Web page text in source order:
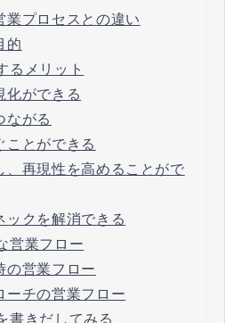
業プロセスとの違い
的
るメリット
化ができる
ながる
ことができる
、再現性を高めることがで
ックを解消できる
営業フロー
の営業フロー
ーチの営業フロー
書きだしてみる